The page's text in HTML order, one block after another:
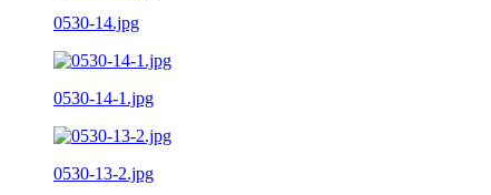
0530-14.jpg
0530-14-1.jpg
0530-13-2.jpg